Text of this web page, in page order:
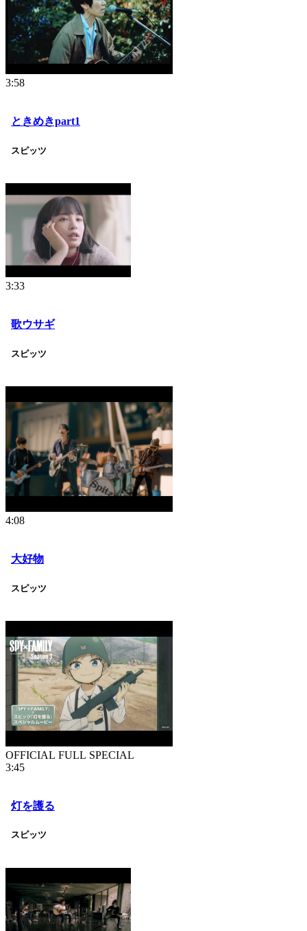
3:58
ときめきpart1
スピッツ
3:33
歌ウサギ
スピッツ
4:08
大好物
スピッツ
OFFICIAL FULL SPECIAL
3:45
灯を護る
スピッツ